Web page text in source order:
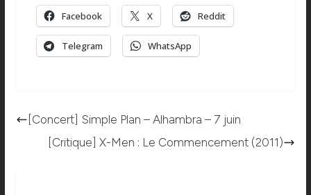
Facebook X Reddit
Telegram WhatsApp
[Concert] Simple Plan – Alhambra – 7 juin
[Critique] X-Men : Le Commencement (2011)